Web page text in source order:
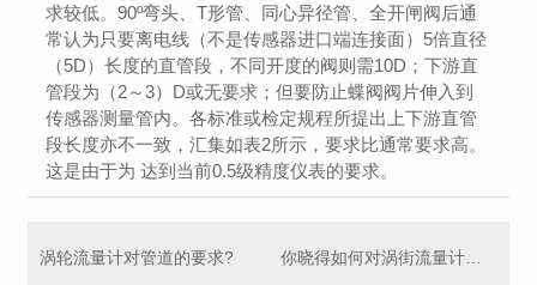
求较低。90º弯头、T形管、同心异径管、全开闸阀后通
常认为只要离电线（不是传感器进口端连接面）5倍直径
（5D）长度的直管段，不同开度的阀则需10D；下游直
管段为（2～3）D或无要求；但要防止蝶阀阀片伸入到
传感器测量管内。各标准或检定规程所提出上下游直管
段长度亦不一致，汇集如表2所示，要求比通常要求高。
这是由于为 达到当前0.5级精度仪表的要求。
涡轮流量计对管道的要求?